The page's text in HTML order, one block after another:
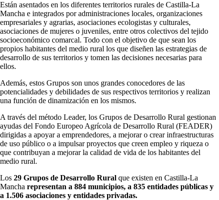
Están asentados en los diferentes territorios rurales de Castilla-La
Mancha e integrados por administraciones locales, organizaciones
empresariales y agrarias, asociaciones ecologistas y culturales,
asociaciones de mujeres o juveniles, entre otros colectivos del tejido
socioeconómico comarcal. Todo con el objetivo de que sean los
propios habitantes del medio rural los que diseñen las estrategias de
desarrollo de sus territorios y tomen las decisiones necesarias para
ellos.
Además, estos Grupos son unos grandes conocedores de las
potencialidades y debilidades de sus respectivos territorios y realizan
una función de dinamización en los mismos.
A través del método Leader, los Grupos de Desarrollo Rural gestionan
ayudas del Fondo Europeo Agrícola de Desarrollo Rural (FEADER)
dirigidas a apoyar a emprendedores, a mejorar o crear infraestructuras
de uso público o a impulsar proyectos que creen empleo y riqueza o
que contribuyan a mejorar la calidad de vida de los habitantes del
medio rural.
Los 29 Grupos de Desarrollo Rural que existen en Castilla-La
Mancha representan a 884 municipios, a 835 entidades públicas y
a 1.506 asociaciones y entidades privadas.